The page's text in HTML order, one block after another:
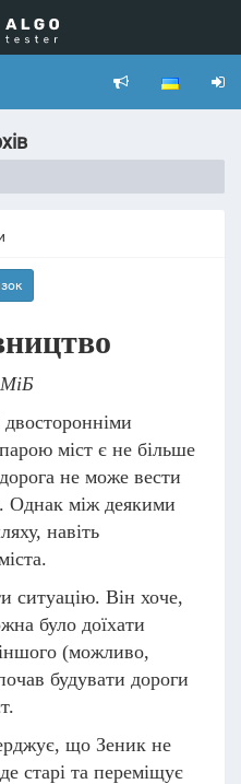
двосторонніми
міст є не більше
не може вести
Однак між деякими
навіть
ситуацію. Він хоче,
було доїхати
(можливо,
будувати дороги
що Зеник не
старі та переміщує